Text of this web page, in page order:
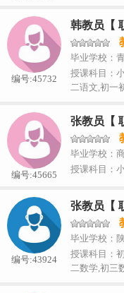
编号:45732
韩教员【
毕业学校：
授课科目：
二语文,初一
编号:45665
张教员【
毕业学校：
授课科目：
编号:43924
张教员【
毕业学校：
授课科目：
二数学,初三